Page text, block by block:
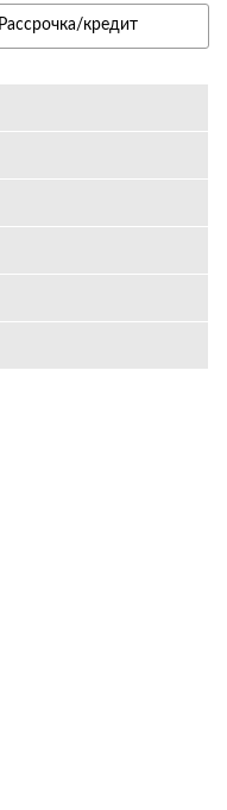
Рассрочка/кредит